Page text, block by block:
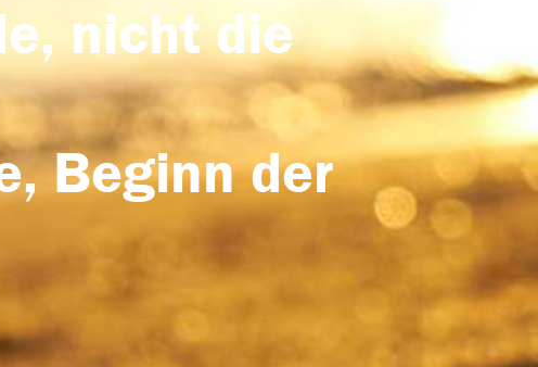
nicht die
Beginn der